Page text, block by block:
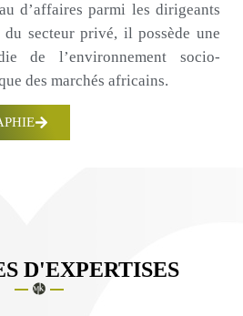
d’affaires parmi les dirigeants
du secteur privé, il possède une
de l’environnement socio-
des marchés africains.
D'EXPERTISES